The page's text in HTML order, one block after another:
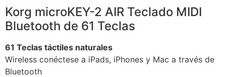
Korg microKEY-2 AIR Teclado MIDI
Bluetooth de 61 Teclas
61 Teclas táctiles naturales
Wireless conéctese a iPads, iPhones y Mac a través de
Bluetooth